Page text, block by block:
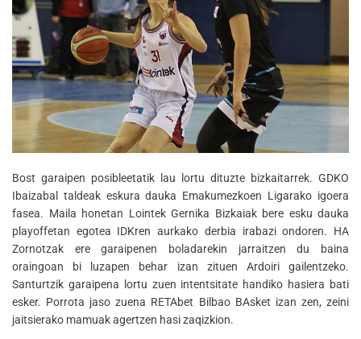
Bost garaipen posibleetatik lau lortu dituzte bizkaitarrek. GDKO
Ibaizabal taldeak eskura dauka Emakumezkoen Ligarako igoera
fasea. Maila honetan Lointek Gernika Bizkaiak bere esku dauka
playoffetan egotea IDKren aurkako derbia irabazi ondoren. HA
Zornotzak ere garaipenen boladarekin jarraitzen du baina
oraingoan bi luzapen behar izan zituen Ardoiri gailentzeko.
Santurtzik garaipena lortu zuen intentsitate handiko hasiera bati
esker. Porrota jaso zuena RETAbet Bilbao BAsket izan zen, zeini
jaitsierako mamuak agertzen hasi zaqizkion.